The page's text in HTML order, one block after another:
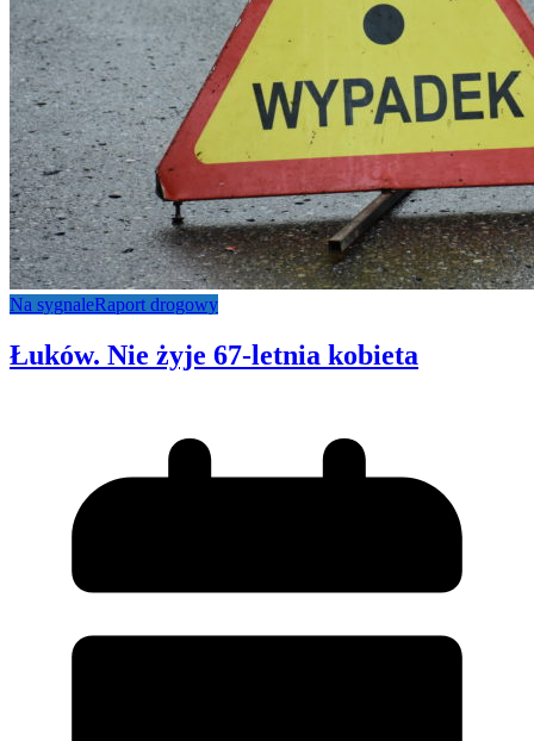
Na sygnaleRaport drogowy
Łuków. Nie żyje 67-letnia kobieta